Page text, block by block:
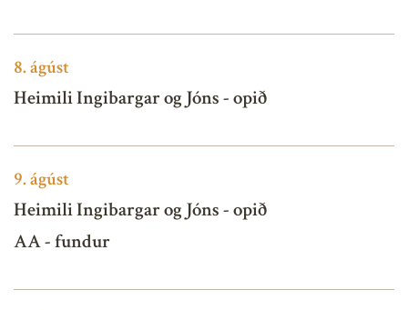
8.ágúst
Heimili Ingibargar og Jóns - opið
9.ágúst
Heimili Ingibargar og Jóns - opið
AA - fundur